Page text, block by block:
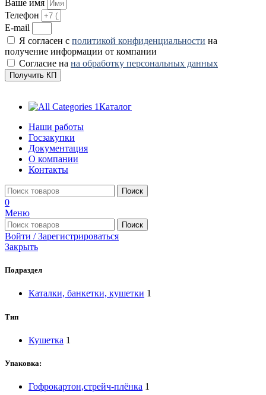
Ваше имя
Телефон
E-mail
Я согласен с политикой конфиденциальности на
получение информации от компании
Согласие на на обработку персональных данных
Получить КП
Каталог
Наши работы
Госзакупки
Документация
О компании
Контакты
Поиск
0
Меню
Поиск
Войти / Зарегистрироваться
Закрыть
Подраздел
Каталки, банкетки, кушетки 1
Тип
Кушетка 1
Упаковка:
Гофрокартон,стрейч-плёнка 1